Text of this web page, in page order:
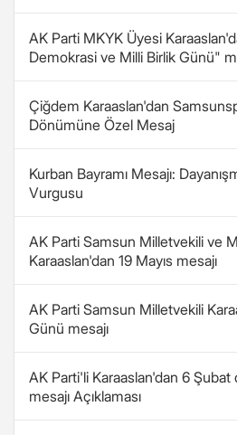
AK Parti MKYK Üyesi
Demokrasi ve Milli Birlik Günü"
Çiğdem Karaaslan'dan
Dönümüne Özel Mesaj
Kurban Bayramı Mesajı:
Vurgusu
AK Parti Samsun Milletvekili ve
Karaaslan'dan 19 Mayıs mesajı
AK Parti Samsun Milletvekili
Günü mesajı
AK Parti'li Karaaslan'dan 6 Şubat
mesajı Açıklaması